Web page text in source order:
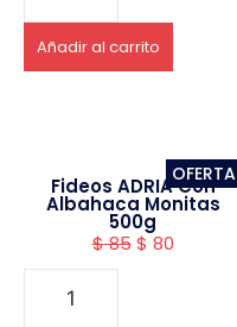
Añadir al carrito
OFERTA
Fideos ADRIA Con
Albahaca Monitas
500g
$85 $ 80